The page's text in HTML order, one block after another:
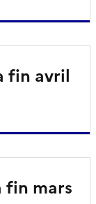
fin avril
fin mars